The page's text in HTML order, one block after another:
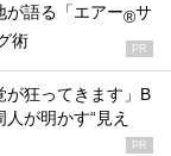
が語る「エアー®サ
術 PR
が狂ってきます」B
が明かす“見え
PR